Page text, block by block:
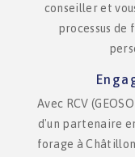
conseiller et
processus de
Avec RCV
d'un partenaire
forage à